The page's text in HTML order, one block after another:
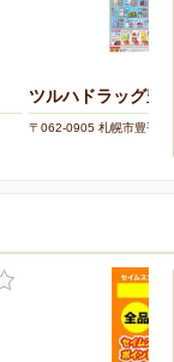
ツルハドラッグ豊
〒062-0905 札幌市豊平区